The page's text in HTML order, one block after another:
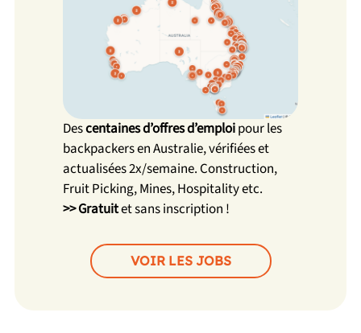
Descentaines d’offres d’emploipour les
backpackers en Australie, vérifiées et
actualisées 2x/semaine. Construction,
Fruit Picking, Mines, Hospitality etc.
>> Gratuitet sans inscription !
VOIR LES JOBS